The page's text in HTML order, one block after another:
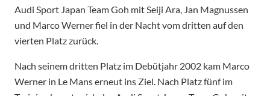
Audi Sport Japan Team Goh mit Seiji Ara, Jan Magnussen
und Marco Werner fiel in der Nacht vom dritten auf den
vierten Platz zurück.
Nach seinem dritten Platz im Debütjahr 2002 kam Marco
Werner in Le Mans erneut ins Ziel. Nach Platz fünf im